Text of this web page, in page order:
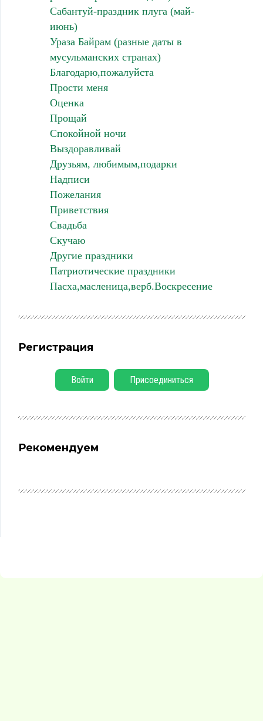
Сабантуй-праздник плуга (май-
июнь)
Ураза Байрам (разные даты в
мусульманских странах)
Благодарю,пожалуйста
Прости меня
Оценка
Прощай
Спокойной ночи
Выздоравливай
Друзьям, любимым,подарки
Надписи
Пожелания
Приветствия
Свадьба
Скучаю
Другие праздники
Патриотические праздники
Пасха,масленица,верб.Воскресение
Регистрация
Войти Присоединиться
Рекомендуем